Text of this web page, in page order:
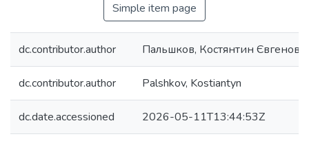
Simple item page
dc.contributor.author Пальшков, Костянтин
dc.contributor.author Palshkov, Kostiantyn
dc.date.accessioned 2026-05-11T13:44:53Z